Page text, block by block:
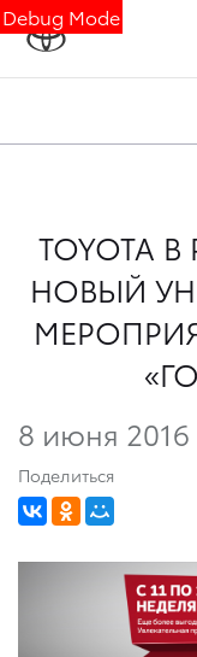
Debug Mode
TOYOTA
НОВЫЙ
8 июня 2016
Поделиться